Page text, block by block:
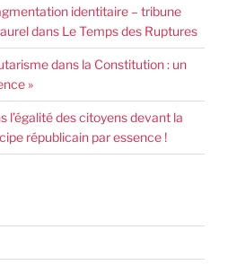
identitaire – tribune
dans Le Temps des Ruptures
dans la Constitution : un
»
l’égalité des citoyens devant la
républicain par essence !